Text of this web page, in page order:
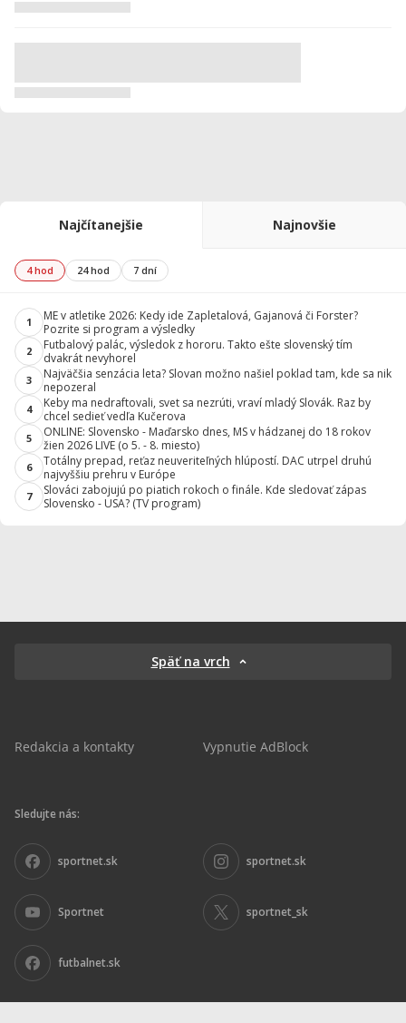
Najčítanejšie Najnovšie
4 hod 24 hod 7 dní
1
ME v atletike 2026: Kedy ide Zapletalová, Gajanová či Forster?
Pozrite si program a výsledky
2
Futbalový palác, výsledok z hororu. Takto ešte slovenský tím
dvakrát nevyhorel
3
Najväčšia senzácia leta? Slovan možno našiel poklad tam, kde sa nik
nepozeral
4
Keby ma nedraftovali, svet sa nezrúti, vraví mladý Slovák. Raz by
chcel sedieť vedľa Kučerova
5
ONLINE: Slovensko - Maďarsko dnes, MS v hádzanej do 18 rokov
žien 2026 LIVE (o 5. - 8. miesto)
6
Totálny prepad, reťaz neuveriteľných hlúpostí. DAC utrpel druhú
najvyššiu prehru v Európe
7
Slováci zabojujú po piatich rokoch o finále. Kde sledovať zápas
Slovensko - USA? (TV program)
Späť na vrch
Redakcia a kontakty Vypnutie AdBlock
Sledujte nás:
sportnet.sk sportnet.sk
Sportnet sportnet_sk
futbalnet.sk